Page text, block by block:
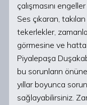
çalışmasını
Ses çıkaran,
tekerlekler,
görmesine ve hatta
Piyalepaşa
bu sorunların
yıllar boyunca
sağlayabilirsiniz.